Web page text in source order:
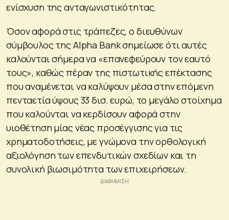
ενίσχυση της ανταγωνιστικότητας.
Όσον αφορά στις τράπεζες, ο διευθύνων
σύμβουλος της Alpha Bank σημείωσε ότι αυτές
καλούνται σήμερα να «επανεφεύρουν τον εαυτό
τους», καθώς πέραν της πιστωτικής επέκτασης
που αναμένεται να καλύψουν μέσα στην επόμενη
πενταετία ύψους 33 δισ. ευρώ, το μεγάλο στοίχημα
που καλούνται να κερδίσουν αφορά στην
υιοθέτηση μίας νέας προσέγγισης για τις
χρηματοδοτήσεις, με γνώμονα την ορθολογική
αξιολόγηση των επενδυτικών σχεδίων και τη
συνολική βιωσιμότητα των επιχειρήσεων.